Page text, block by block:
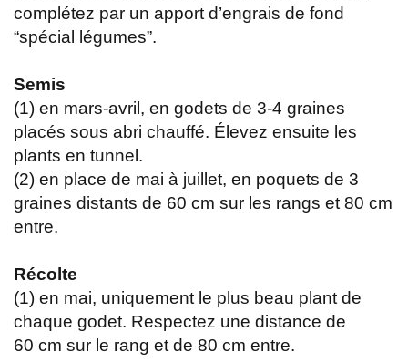
complétez par un apport d’engrais de fond
“spécial légumes”.
Semis
(1) en mars-avril, en godets de 3-4 graines
placés sous abri chauffé. Élevez ensuite les
plants en tunnel.
(2) en place de mai à juillet, en poquets de 3
graines distants de 60 cm sur les rangs et 80 cm
entre.
Récolte
(1) en mai, uniquement le plus beau plant de
chaque godet. Respectez une distance de
60 cm sur le rang et de 80 cm entre.